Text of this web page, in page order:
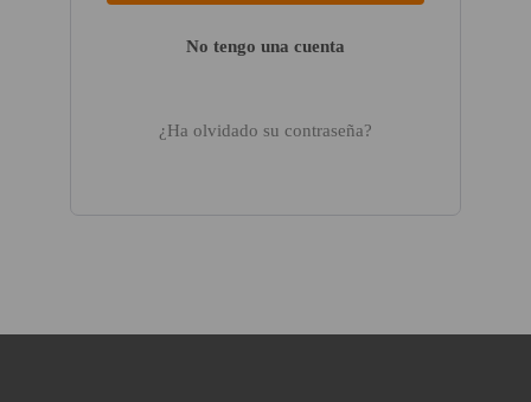
No tengo una cuenta
¿Ha olvidado su contraseña?